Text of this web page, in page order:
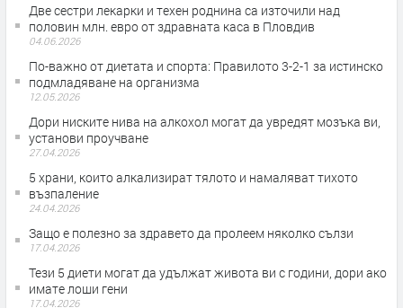
Две сестри лекарки и техен роднина са източили над
половин млн. евро от здравната каса в Пловдив
04.06.2026
По-важно от диетата и спорта: Правилото 3-2-1 за истинско
подмладяване на организма
12.05.2026
Дори ниските нива на алкохол могат да увредят мозъка ви,
установи проучване
27.04.2026
5 храни, които алкализират тялото и намаляват тихото
възпаление
24.04.2026
Защо е полезно за здравето да пролеем няколко сълзи
17.04.2026
Тези 5 диети могат да удължат живота ви с години, дори ако
имате лоши гени
17.04.2026